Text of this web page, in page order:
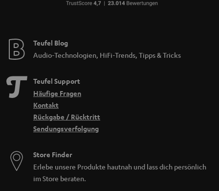
Teufel Blog
Audio-Technologien, HiFi-Trends, Tipps & Tricks
Teufel Support
Häufige Fragen
Kontakt
Rückgabe / Rücktritt
Sendungsverfolgung
Store Finder
Erlebe unsere Produkte hautnah und lass dich persönlich
im Store beraten.